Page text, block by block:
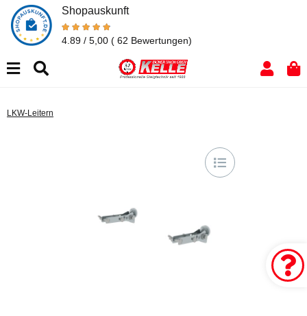
Shopauskunft
4.89 / 5,00 ( 62 Bewertungen)
LKW-Leitern